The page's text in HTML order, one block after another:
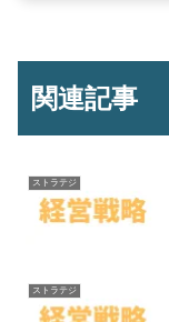
関連記事
ストラテジ
ストラテジ